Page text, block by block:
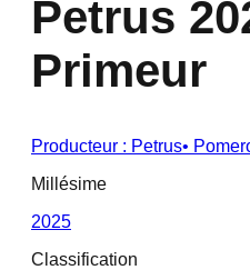
Petrus
Primeur
Producteur : Petrus•
Millésime
2025
Classification